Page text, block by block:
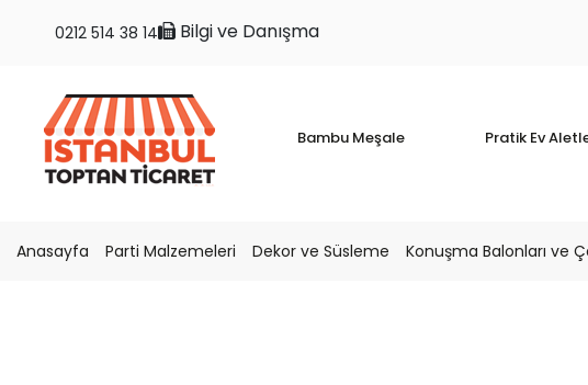
Bilgi ve Danışma
0212 514 38 14
Bambu Meşale Pratik Ev
Anasayfa Parti Malzemeleri Dekor ve Süsleme Konuşma Balonları ve